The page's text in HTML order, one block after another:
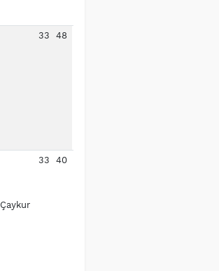
33 48
Çaykur
33 40